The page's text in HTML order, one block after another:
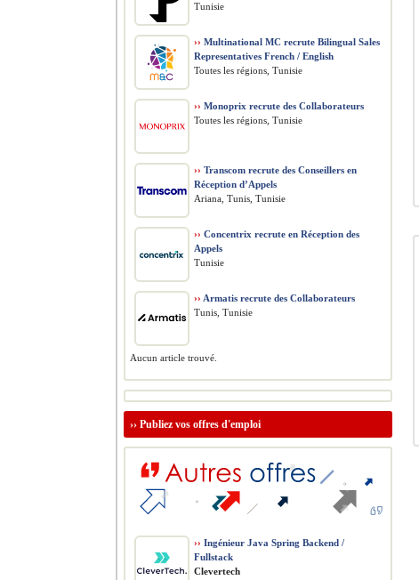
Tunisie
›› Multinational MC recrute Bilingual Sales
Representatives French / English
Toutes les régions, Tunisie
›› Monoprix recrute des Collaborateurs
Toutes les régions, Tunisie
›› Transcom recrute des Conseillers en
Réception d’Appels
Ariana, Tunis, Tunisie
›› Concentrix recrute en Réception des
Appels
Tunisie
›› Armatis recrute des Collaborateurs
Tunis, Tunisie
Aucun article trouvé.
›› Publiez vos offres d'emploi
›› Ingénieur Java Spring Backend /
Fullstack
Clevertech